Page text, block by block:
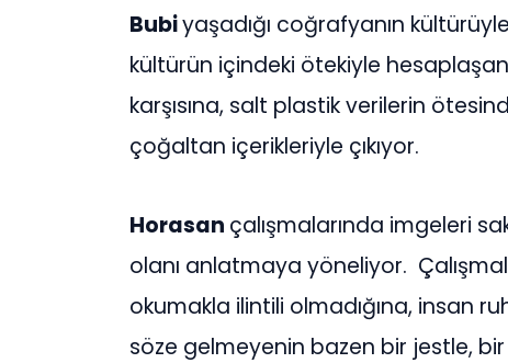
Bubiyaşadığı coğrafyanın
kültürün içindeki ötekiyle
karşısına, salt plastik verilerin
çoğaltan içerikleriyle çıkıyor.
Horasan çalışmalarında imgeleri
olanı anlatmaya yöneliyor.
okumakla ilintili olmadığına, insan
söze gelmeyenin bazen bir jestle,